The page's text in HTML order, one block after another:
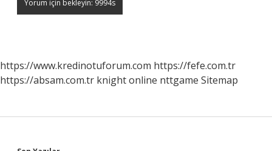
https://www.kredinotuforum.com https://fefe.com.tr
https://absam.com.tr knight online nttgame Sitemap